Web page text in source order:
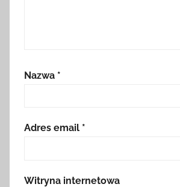
Nazwa *
Adres email *
Witryna internetowa